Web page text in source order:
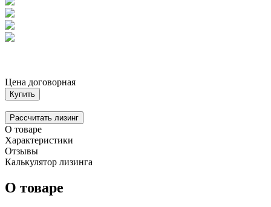
Цена договорная
Купить
Рассчитать лизинг
О товаре
Характеристики
Отзывы
Калькулятор лизинга
О товаре